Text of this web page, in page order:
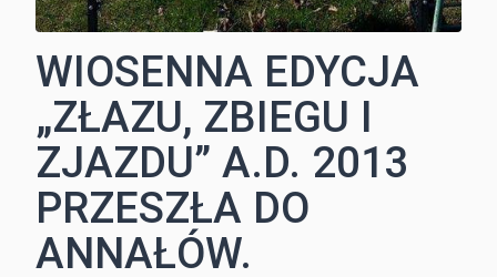
WIOSENNA EDYCJA
„ZŁAZU, ZBIEGU I
ZJAZDU” A.D. 2013
PRZESZŁA DO
ANNAŁÓW.